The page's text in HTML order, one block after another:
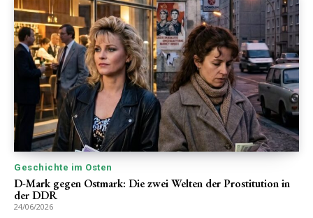
Geschichte im Osten
D-Mark gegen Ostmark: Die zwei Welten der Prostitution in
der DDR
24/06/2026